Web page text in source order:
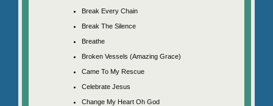
Break Every Chain
Break The Silence
Breathe
Broken Vessels (Amazing Grace)
Came To My Rescue
Celebrate Jesus
Change My Heart Oh God